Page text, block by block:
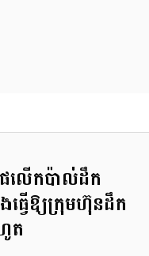
ែលើកប៉ាល់ដឹក
វើឱ្យក្រុមហ៊ុនដឹក
ត